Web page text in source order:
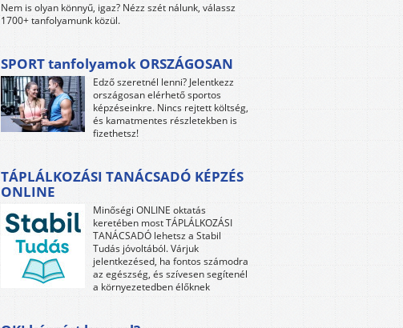
Nem is olyan könnyű, igaz? Nézz szét nálunk, válassz
1700+ tanfolyamunk közül.
SPORT tanfolyamok ORSZÁGOSAN
Edző szeretnél lenni? Jelentkezz
országosan elérhető sportos
képzéseinkre. Nincs rejtett költség,
és kamatmentes részletekben is
fizethetsz!
TÁPLÁLKOZÁSI TANÁCSADÓ KÉPZÉS
ONLINE
Minőségi ONLINE oktatás
keretében most TÁPLÁLKOZÁSI
TANÁCSADÓ lehetsz a Stabil
Tudás jóvoltából. Várjuk
jelentkezésed, ha fontos számodra
az egészség, és szívesen segítenél
a környezetedben élőknek